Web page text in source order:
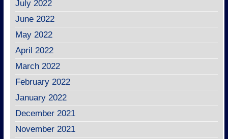
July 2022
June 2022
May 2022
April 2022
March 2022
February 2022
January 2022
December 2021
November 2021